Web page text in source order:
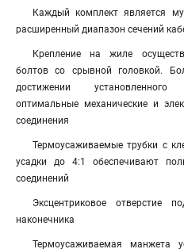
Каждый комплект является
расширенный диапазон сечений
Крепление на жиле
болтов со срывной головкой.
достижении
оптимальные механические и
соединения
Термоусаживаемые трубки с
усадки до 4:1 обеспечивают
соединений
Эксцентриковое отверстие
наконечника
Термоусаживаемая манжета